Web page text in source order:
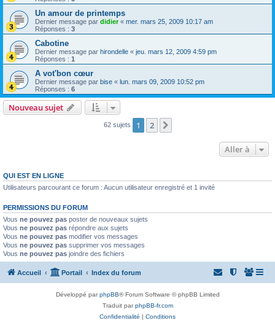
Un amour de printemps
Dernier message par didier« mer. mars 25, 2009 10:17 am
Réponses : 3
Cabotine
Dernier message par hirondelle « jeu. mars 12, 2009 4:59 pm
Réponses : 1
A vot'bon cœur
Dernier message par bise « lun. mars 09, 2009 10:52 pm
Réponses : 6
Nouveau sujet
62 sujets 1 2
Aller à
QUI EST EN LIGNE
Utilisateurs parcourant ce forum : Aucun utilisateur enregistré et 1 invité
PERMISSIONS DU FORUM
Vous ne pouvez pas poster de nouveaux sujets
Vous ne pouvez pas répondre aux sujets
Vous ne pouvez pas modifier vos messages
Vous ne pouvez pas supprimer vos messages
Vous ne pouvez pas joindre des fichiers
Accueil Portail Index du forum
Développé parphpBB® Forum Software © phpBB Limited
Traduit parphpBB-fr.com
Confidentialité | Conditions